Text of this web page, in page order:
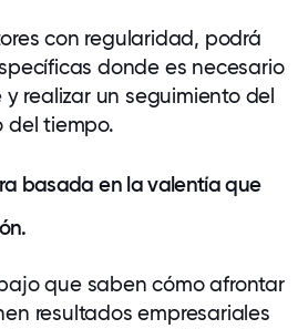
con regularidad, podrá
donde es necesario
realizar un seguimiento del
del tiempo.
basada en la valentía que
que saben cómo afrontar
resultados empresariales